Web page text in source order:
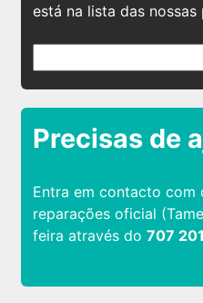
está na lista das
Precisas de
Entra em contacto com
reparações oficial
feira através do 707